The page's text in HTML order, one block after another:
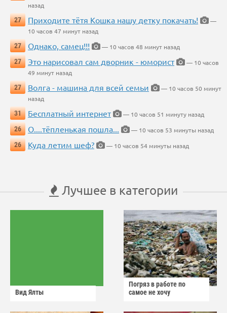
назад
27
Приходите тётя Кошка нашу детку покачать!
—
10 часов 47 минут назад
27
Однако, самец!!!
— 10 часов 48 минут назад
27
Это нарисовал сам дворник - юморист
— 10 часов
49 минут назад
27
Волга - машина для всей семьи
— 10 часов 50 минут
назад
31
Бесплатный интернет
— 10 часов 51 минуту назад
26
О....тёпленькая пошла...
— 10 часов 53 минуты назад
26
Куда летим шеф? — 10 часов 54 минуты назад
Лучшее в категории
Вид Ялты
Погряз в работе по
самое не хочу